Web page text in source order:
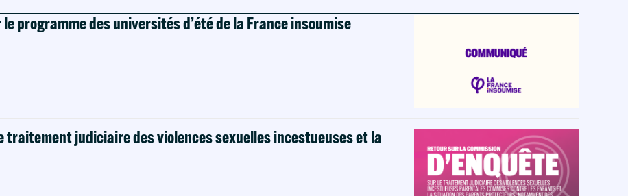
programme des universités d’été de la France insoumise
traitement judiciaire des violences sexuelles incestueuses et la